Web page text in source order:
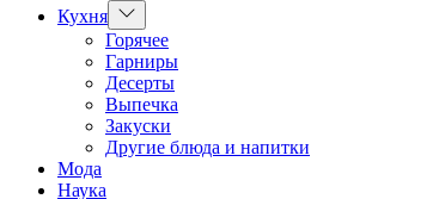
Кухня Показать
подменю
Горячее
Гарниры
Десерты
Выпечка
Закуски
Другие блюда и напитки
Мода
Наука